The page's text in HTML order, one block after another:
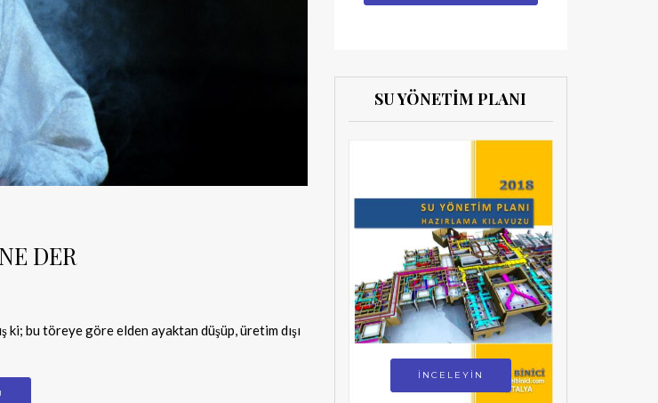
DER
bu töreye göre elden ayaktan düşüp, üretim dışı
SU YÖNETİM PLANI
İNCELEYİN